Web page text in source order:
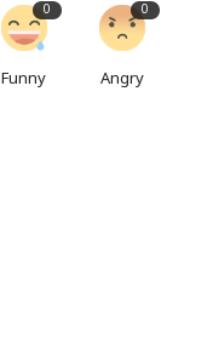
0
Funny
0
Angry